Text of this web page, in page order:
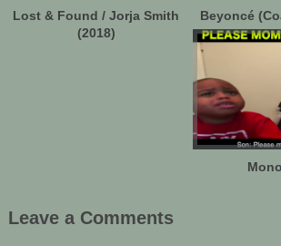
Lost & Found / Jorja Smith
(2018)
Beyoncé
Leave a Comments